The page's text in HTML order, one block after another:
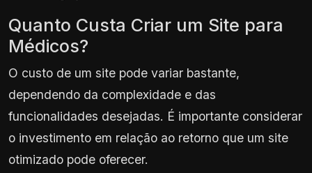
Quanto Custa Criar um Site para
Médicos?
O custo de um site pode variar bastante,
dependendo da complexidade e das
funcionalidades desejadas. É importante considerar
o investimento em relação ao retorno que um site
otimizado pode oferecer.